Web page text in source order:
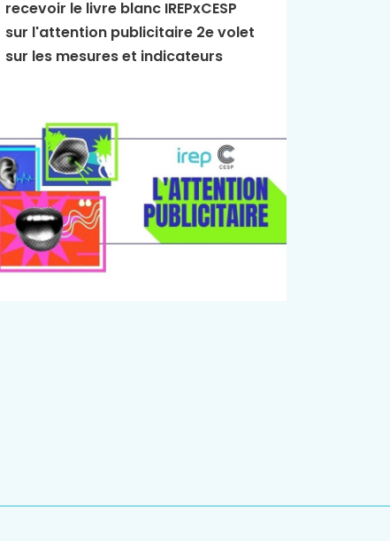
recevoir le livre blanc IREPxCESP
sur l'attention publicitaire 2e volet
sur les mesures et indicateurs